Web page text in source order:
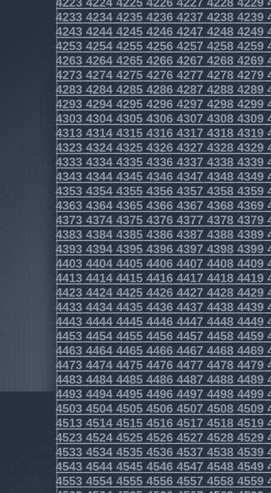
4233 4234 4235 4236 4237 4238 4239
4243 4244 4245 4246 4247 4248 4249
4253 4254 4255 4256 4257 4258 4259
4263 4264 4265 4266 4267 4268 4269
4273 4274 4275 4276 4277 4278 4279
4283 4284 4285 4286 4287 4288 4289
4293 4294 4295 4296 4297 4298 4299
4303 4304 4305 4306 4307 4308 4309
4313 4314 4315 4316 4317 4318 4319
4323 4324 4325 4326 4327 4328 4329
4333 4334 4335 4336 4337 4338 4339
4343 4344 4345 4346 4347 4348 4349
4353 4354 4355 4356 4357 4358 4359
4363 4364 4365 4366 4367 4368 4369
4373 4374 4375 4376 4377 4378 4379
4383 4384 4385 4386 4387 4388 4389
4393 4394 4395 4396 4397 4398 4399
4403 4404 4405 4406 4407 4408 4409
4413 4414 4415 4416 4417 4418 4419
4423 4424 4425 4426 4427 4428 4429
4433 4434 4435 4436 4437 4438 4439
4443 4444 4445 4446 4447 4448 4449
4453 4454 4455 4456 4457 4458 4459
4463 4464 4465 4466 4467 4468 4469
4473 4474 4475 4476 4477 4478 4479
4483 4484 4485 4486 4487 4488 4489
4493 4494 4495 4496 4497 4498 4499
4503 4504 4505 4506 4507 4508 4509
4513 4514 4515 4516 4517 4518 4519
4523 4524 4525 4526 4527 4528 4529
4533 4534 4535 4536 4537 4538 4539
4543 4544 4545 4546 4547 4548 4549
4553 4554 4555 4556 4557 4558 4559